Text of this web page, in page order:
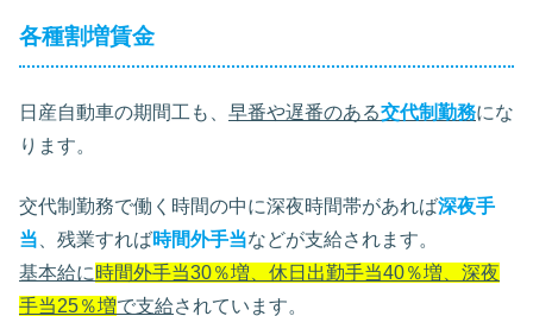
各種割増賃金
日産自動車の期間工も、 早番や遅番のある交代制勤務にな
ります。
交代制勤務で働く時間の中に深夜時間帯があれば深夜手
当 、残業すれば時間外手当などが支給されます。
基本給に時間外手当30％増、休日出勤手当40％増、深夜
手当25％増で支給されています。